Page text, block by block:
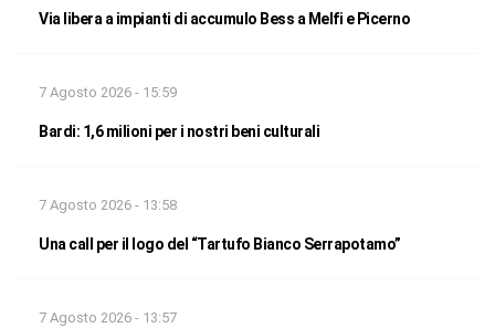
Via libera a impianti di accumulo Bess a Melfi e Picerno
7 Agosto 2026 - 15:59
Bardi: 1,6 milioni per i nostri beni culturali
7 Agosto 2026 - 13:58
Una call per il logo del “Tartufo Bianco Serrapotamo”
7 Agosto 2026 - 13:57